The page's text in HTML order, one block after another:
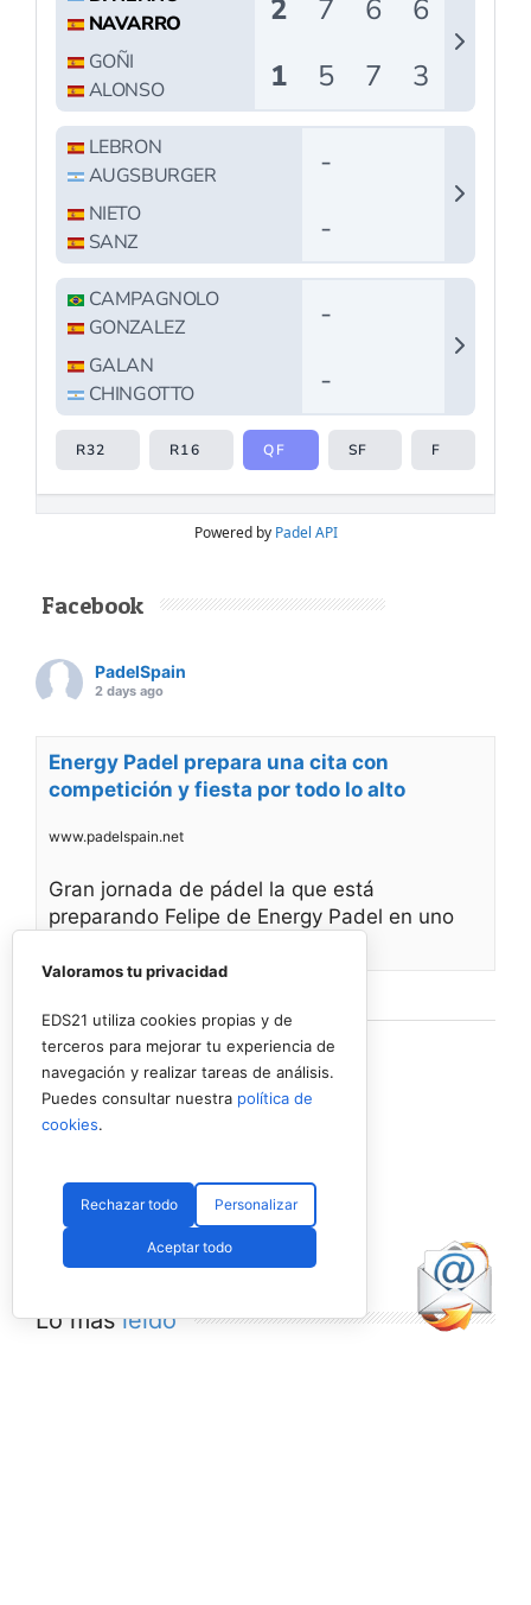
Powered by Padel API
Facebook
PadelSpain
2 days ago
Energy Padel prepara una cita con
competición y fiesta por todo lo alto
www.padelspain.net
Gran jornada de pádel la que está
preparando Felipe de Energy Padel en uno
Lo másleído
Valoramos tu privacidad
EDS21 utiliza cookies propias y de
terceros para mejorar tu experiencia de
navegación y realizar tareas de análisis.
Puedes consultar nuestra política de
cookies.
Rechazar todo Personalizar
Aceptar todo